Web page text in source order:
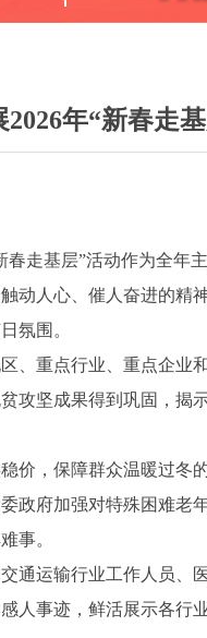
年“新春走
走基层”活动作为全年
动人心、催人奋进的精
氛围。
、重点行业、重点企业
攻坚成果得到巩固，揭
价，保障群众温暖过冬
政府加强对特殊困难老
事。
通运输行业工作人员、
人事迹，鲜活展示各行